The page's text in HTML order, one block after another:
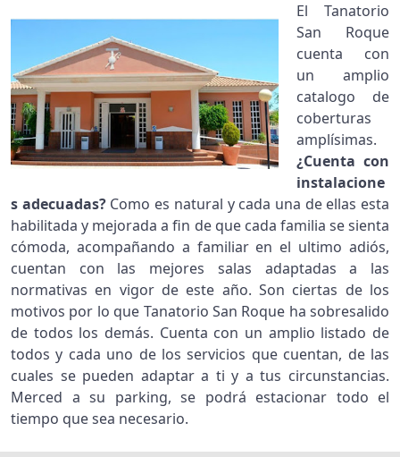
El Tanatorio
San Roque
cuenta con
un amplio
catalogo de
coberturas
amplísimas.
¿Cuenta con
instalacione
s adecuadas?Como es natural y cada una de ellas esta
habilitada y mejorada a fin de que cada familia se sienta
cómoda, acompañando a familiar en el ultimo adiós,
cuentan con las mejores salas adaptadas a las
normativas en vigor de este año. Son ciertas de los
motivos por lo que Tanatorio San Roque ha sobresalido
de todos los demás. Cuenta con un amplio listado de
todos y cada uno de los servicios que cuentan, de las
cuales se pueden adaptar a ti y a tus circunstancias.
Merced a su parking, se podrá estacionar todo el
tiempo que sea necesario.